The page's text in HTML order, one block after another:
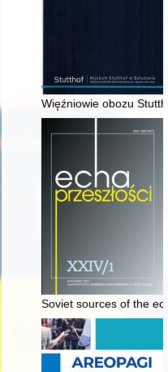
Więźniowie obozu
Soviet sources of the